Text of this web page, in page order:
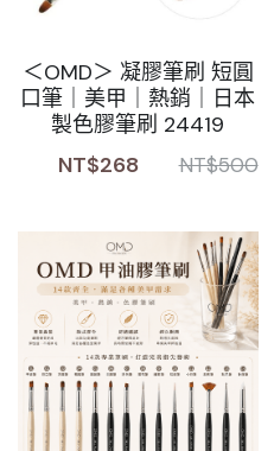
＜OMD＞ 凝膠筆刷 短圓
口筆｜美甲｜熱銷｜日本
製色膠筆刷 24419
NT$268
NT$500